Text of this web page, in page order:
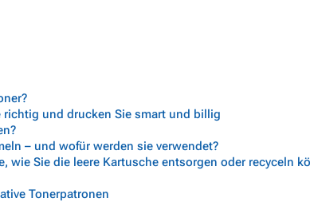
richtig und drucken Sie smart und billig
– und wofür werden sie verwendet?
wie Sie die leere Kartusche entsorgen oder recyceln
Tonerpatronen